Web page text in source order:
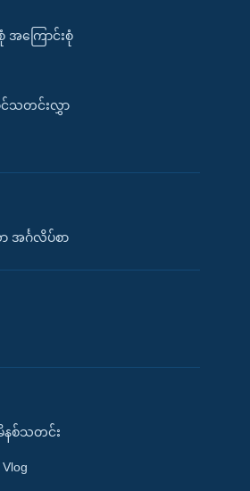
အကြောင်းစုံ
သတင်းလွှာ
အင်္ဂလိပ်စာ
စ်သတင်း